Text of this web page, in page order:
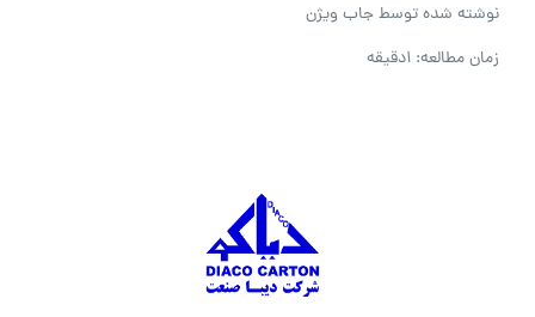
نوشته شده توسطجاب ویژن
زمان مطالعه: 1دقیقه